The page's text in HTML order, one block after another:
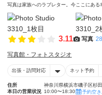
写真は家族へのラブレター。今ここにあ
3.11 写真
写真館・フォトスタジオ
出張・訪問対応 ネット予約
住所
神奈川県横浜市磯子区杉
本日の営業状況 10:00〜18:30
予約空き